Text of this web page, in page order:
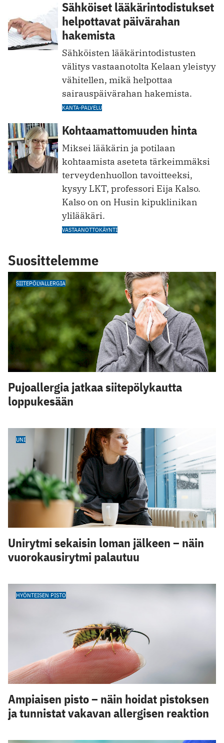
Sähköiset lääkärintodistukset
helpottavat päivärahan
hakemista
Sähköisten lääkärintodistusten
välitys vastaanotolta Kelaan yleistyy
vähitellen, mikä helpottaa
sairauspäivärahan hakemista.
KANTA-PALVELU
Kohtaamattomuuden hinta
Miksei lääkärin ja potilaan
kohtaamista aseteta tärkeimmäksi
terveydenhuollon tavoitteeksi,
kysyy LKT, professori Eija Kalso.
Kalso on on Husin kipuklinikan
ylilääkäri.
VASTAANOTTOKÄYNTI
Suosittelemme
SIITEPÖLYALLERGIA
Pujoallergia jatkaa siitepölykautta
loppukesään
UNI
Unirytmi sekaisin loman jälkeen – näin
vuorokausirytmi palautuu
HYÖNTEISEN PISTO
Ampiaisen pisto – näin hoidat pistoksen
ja tunnistat vakavan allergisen reaktion